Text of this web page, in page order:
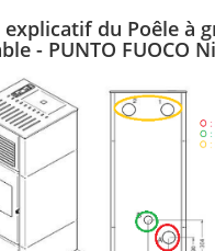
explicatif du Poêle à
- PUNTO FUOCO